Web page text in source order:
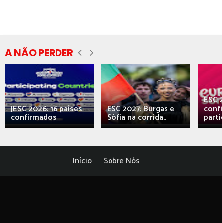
A NÃO PERDER
JESC 2026: 16 países
confirmados
ESC 2027: Burgas e
Sófia na corrida...
ESC
Início Sobre Nós